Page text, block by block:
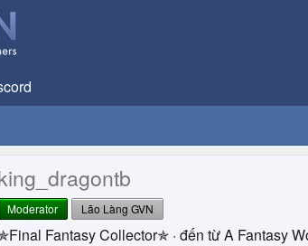
Moderator Lão Làng GVN
Fantasy Collector✯ · đến từA Fantasy